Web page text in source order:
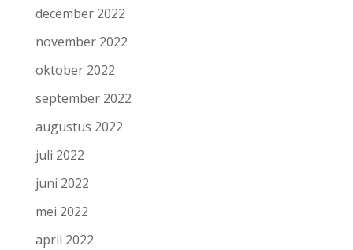
december 2022
november 2022
oktober 2022
september 2022
augustus 2022
juli 2022
juni 2022
mei 2022
april 2022